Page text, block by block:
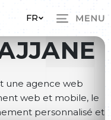
FR
une agence web
web et mobile, le
personnalisé et